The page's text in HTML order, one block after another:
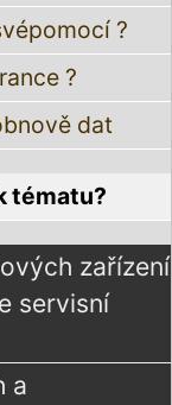
?
?
dat
tématu?
zařízení
servisní
a